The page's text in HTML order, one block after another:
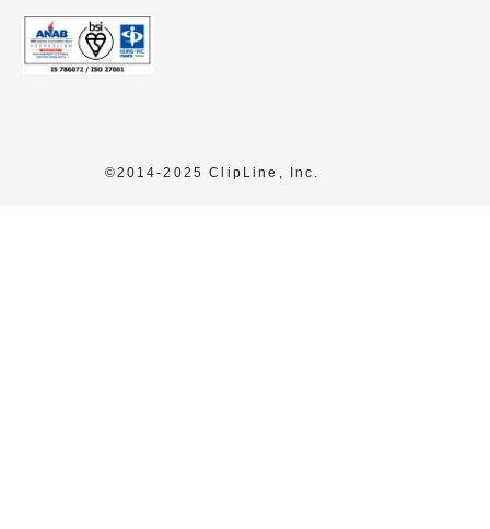
©2014-2025 ClipLine, Inc.